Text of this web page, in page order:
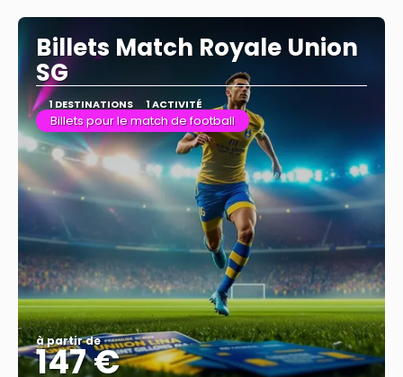
Billets Match Royale Union
SG
1 DESTINATIONS 1 ACTIVITÉ
Billets pour le match de football
à partir de
147 €